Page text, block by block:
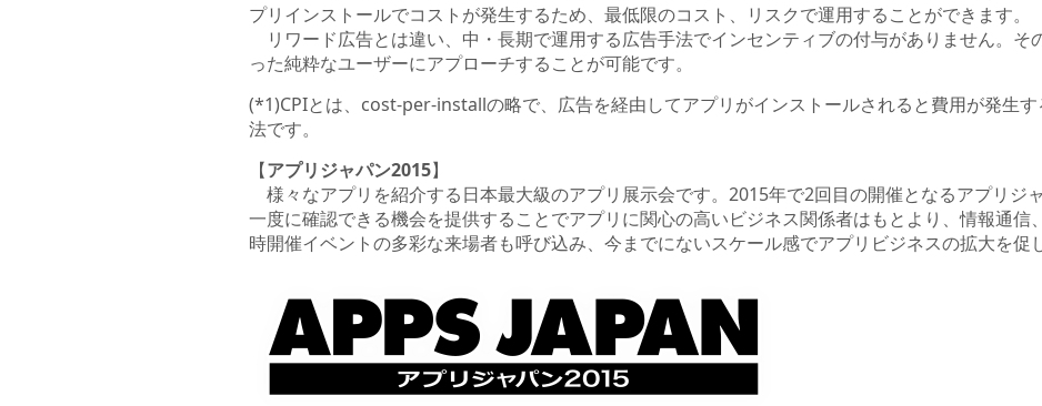
プリインストールでコストが発生するため、最低限のコスト、リスクで運用することができます。
リワード広告とは違い、中・長期で運用する広告手法でインセンティブの付与がありません。そ
った純粋なユーザーにアプローチすることが可能です。
(*1)CPIとは、cost-per-installの略で、広告を経由してアプリがインストールされると費用が発生
法です。
【アプリジャパン2015】
様々なアプリを紹介する日本最大級のアプリ展示会です。2015年で2回目の開催となるアプリジ
一度に確認できる機会を提供することでアプリに関心の高いビジネス関係者はもとより、情報通信
時開催イベントの多彩な来場者も呼び込み、今までにないスケール感でアプリビジネスの拡大を促